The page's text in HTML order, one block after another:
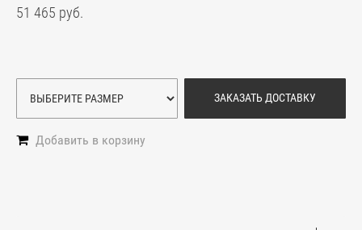
51 465 руб.
ЗАКАЗАТЬ ДОСТАВКУ
Добавить в корзину